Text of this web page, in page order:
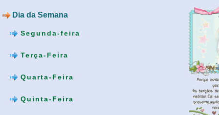
Dia da Semana
Segunda-feira
Terça-Feira
Quarta-Feira
Quinta-Feira